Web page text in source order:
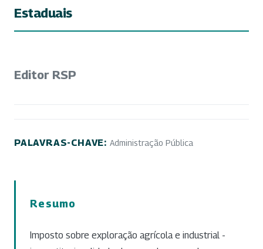
Estaduais
Editor RSP
PALAVRAS-CHAVE: Administração Pública
Resumo
Imposto sobre exploração agrícola e industrial -